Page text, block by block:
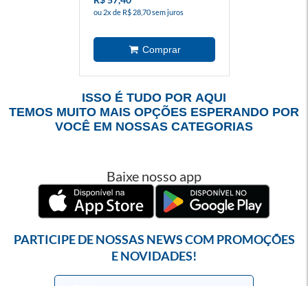
ou 2x de R$ 28,70 sem juros
ISSO É TUDO POR AQUI
TEMOS MUITO MAIS OPÇÕES ESPERANDO POR
VOCÊ EM NOSSAS CATEGORIAS
Baixe nosso app
PARTICIPE DE NOSSAS NEWS COM PROMOÇÕES
E NOVIDADES!